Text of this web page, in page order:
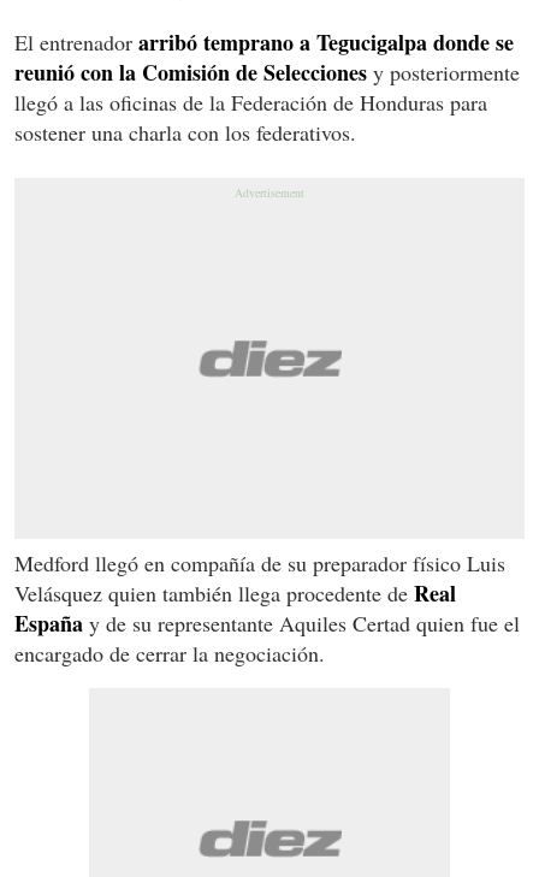
El entrenador arribó temprano a Tegucigalpa donde se
reunió con la Comisión de Selecciones y posteriormente
llegó a las oficinas de la Federación de Honduras para
sostener una charla con los federativos.
Medford llegó en compañía de su preparador físico Luis
Velásquez quien también llega procedente de Real
España y de su representante Aquiles Certad quien fue el
encargado de cerrar la negociación.